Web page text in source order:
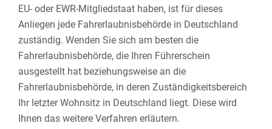
EU- oder EWR-Mitgliedstaat haben, ist für dieses
Anliegen jede Fahrerlaubnisbehörde in Deutschland
zuständig. Wenden Sie sich am besten die
Fahrerlaubnisbehörde, die Ihren Führerschein
ausgestellt hat beziehungsweise an die
Fahrerlaubnisbehörde, in deren Zuständigkeitsbereich
Ihr letzter Wohnsitz in Deutschland liegt. Diese wird
Ihnen das weitere Verfahren erläutern.